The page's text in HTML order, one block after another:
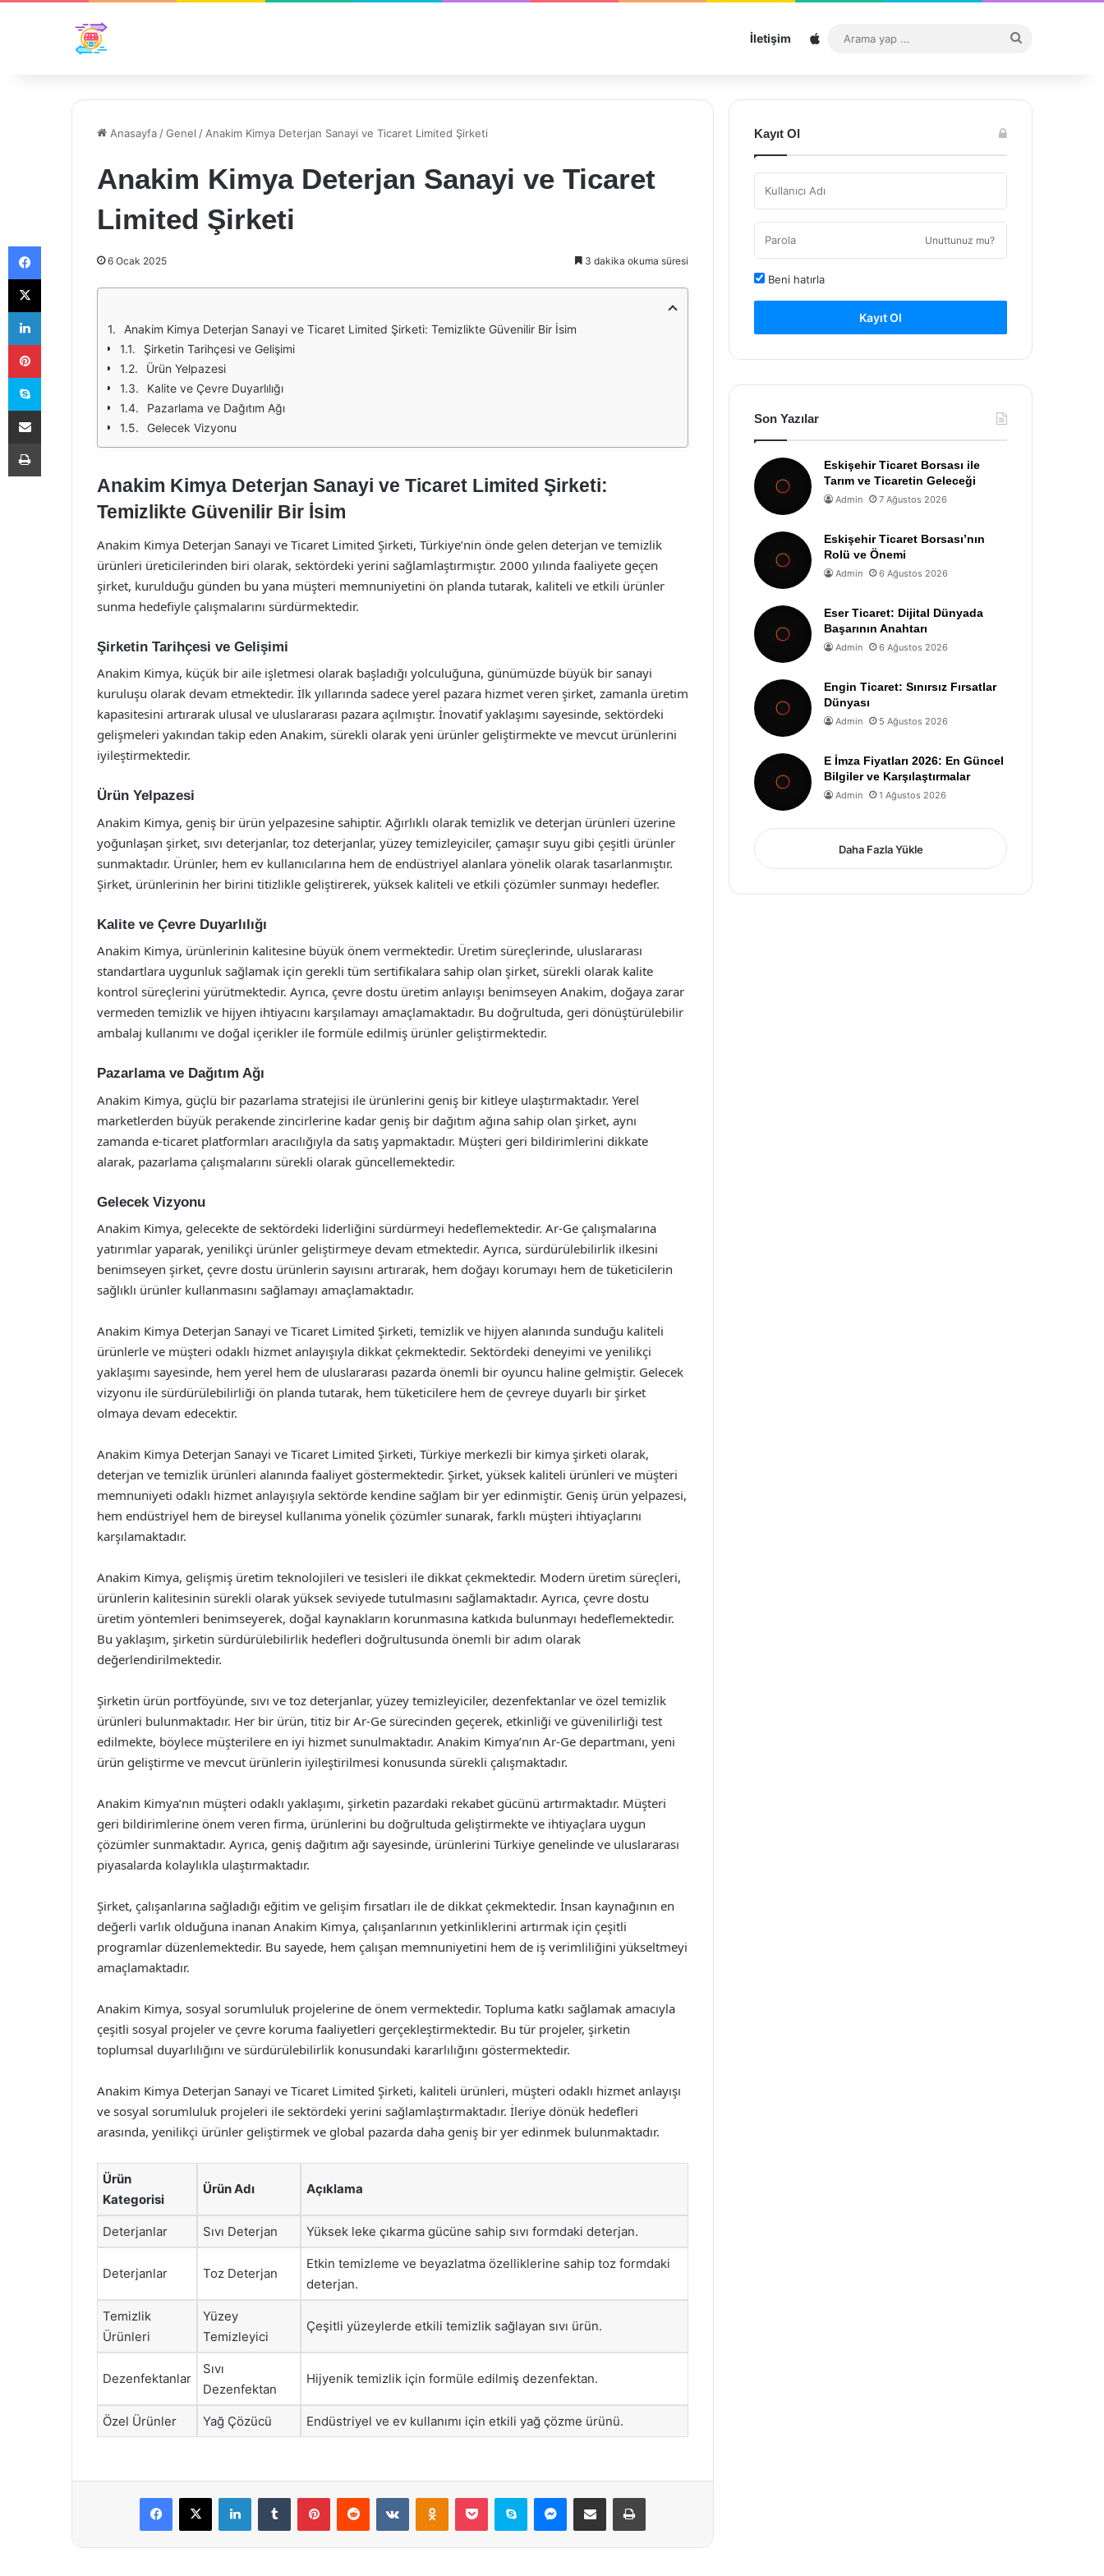
İletişim Sitemap
...
Anasayfa /Genel / Anakim Kimya Deterjan Sanayi ve Ticaret Limited Şirketi
Anakim Kimya Deterjan Sanayi ve Ticaret
Limited Şirketi
6 Ocak 2025 3 dakika okuma süresi
Anakim Kimya Deterjan Sanayi ve Ticaret Limited Şirketi: Temizlikte Güvenilir Bir İsim
Şirketin Tarihçesi ve Gelişimi
Ürün Yelpazesi
Kalite ve Çevre Duyarlılığı
Pazarlama ve Dağıtım Ağı
Gelecek Vizyonu
Anakim Kimya Deterjan Sanayi ve Ticaret Limited Şirketi:
Temizlikte Güvenilir Bir İsim
Anakim Kimya Deterjan Sanayi ve Ticaret Limited Şirketi, Türkiye’nin önde gelen deterjan ve temizlik
ürünleri üreticilerinden biri olarak, sektördeki yerini sağlamlaştırmıştır. 2000 yılında faaliyete geçen
şirket, kurulduğu günden bu yana müşteri memnuniyetini ön planda tutarak, kaliteli ve etkili ürünler
sunma hedefiyle çalışmalarını sürdürmektedir.
Şirketin Tarihçesi ve Gelişimi
Anakim Kimya, küçük bir aile işletmesi olarak başladığı yolculuğuna, günümüzde büyük bir sanayi
kuruluşu olarak devam etmektedir. İlk yıllarında sadece yerel pazara hizmet veren şirket, zamanla üretim
kapasitesini artırarak ulusal ve uluslararası pazara açılmıştır. İnovatif yaklaşımı sayesinde, sektördeki
gelişmeleri yakından takip eden Anakim, sürekli olarak yeni ürünler geliştirmekte ve mevcut ürünlerini
iyileştirmektedir.
Ürün Yelpazesi
Anakim Kimya, geniş bir ürün yelpazesine sahiptir. Ağırlıklı olarak temizlik ve deterjan ürünleri üzerine
yoğunlaşan şirket, sıvı deterjanlar, toz deterjanlar, yüzey temizleyiciler, çamaşır suyu gibi çeşitli ürünler
sunmaktadır. Ürünler, hem ev kullanıcılarına hem de endüstriyel alanlara yönelik olarak tasarlanmıştır.
Şirket, ürünlerinin her birini titizlikle geliştirerek, yüksek kaliteli ve etkili çözümler sunmayı hedefler.
Kalite ve Çevre Duyarlılığı
Anakim Kimya, ürünlerinin kalitesine büyük önem vermektedir. Üretim süreçlerinde, uluslararası
standartlara uygunluk sağlamak için gerekli tüm sertifikalara sahip olan şirket, sürekli olarak kalite
kontrol süreçlerini yürütmektedir. Ayrıca, çevre dostu üretim anlayışı benimseyen Anakim, doğaya zarar
vermeden temizlik ve hijyen ihtiyacını karşılamayı amaçlamaktadır. Bu doğrultuda, geri dönüştürülebilir
ambalaj kullanımı ve doğal içerikler ile formüle edilmiş ürünler geliştirmektedir.
Pazarlama ve Dağıtım Ağı
Anakim Kimya, güçlü bir pazarlama stratejisi ile ürünlerini geniş bir kitleye ulaştırmaktadır. Yerel
marketlerden büyük perakende zincirlerine kadar geniş bir dağıtım ağına sahip olan şirket, aynı
zamanda e-ticaret platformları aracılığıyla da satış yapmaktadır. Müşteri geri bildirimlerini dikkate
alarak, pazarlama çalışmalarını sürekli olarak güncellemektedir.
Gelecek Vizyonu
Anakim Kimya, gelecekte de sektördeki liderliğini sürdürmeyi hedeflemektedir. Ar-Ge çalışmalarına
yatırımlar yaparak, yenilikçi ürünler geliştirmeye devam etmektedir. Ayrıca, sürdürülebilirlik ilkesini
benimseyen şirket, çevre dostu ürünlerin sayısını artırarak, hem doğayı korumayı hem de tüketicilerin
sağlıklı ürünler kullanmasını sağlamayı amaçlamaktadır.
Anakim Kimya Deterjan Sanayi ve Ticaret Limited Şirketi, temizlik ve hijyen alanında sunduğu kaliteli
ürünlerle ve müşteri odaklı hizmet anlayışıyla dikkat çekmektedir. Sektördeki deneyimi ve yenilikçi
yaklaşımı sayesinde, hem yerel hem de uluslararası pazarda önemli bir oyuncu haline gelmiştir. Gelecek
vizyonu ile sürdürülebilirliği ön planda tutarak, hem tüketicilere hem de çevreye duyarlı bir şirket
olmaya devam edecektir.
Anakim Kimya Deterjan Sanayi ve Ticaret Limited Şirketi, Türkiye merkezli bir kimya şirketi olarak,
deterjan ve temizlik ürünleri alanında faaliyet göstermektedir. Şirket, yüksek kaliteli ürünleri ve müşteri
memnuniyeti odaklı hizmet anlayışıyla sektörde kendine sağlam bir yer edinmiştir. Geniş ürün yelpazesi,
hem endüstriyel hem de bireysel kullanıma yönelik çözümler sunarak, farklı müşteri ihtiyaçlarını
karşılamaktadır.
Anakim Kimya, gelişmiş üretim teknolojileri ve tesisleri ile dikkat çekmektedir. Modern üretim süreçleri,
ürünlerin kalitesinin sürekli olarak yüksek seviyede tutulmasını sağlamaktadır. Ayrıca, çevre dostu
üretim yöntemleri benimseyerek, doğal kaynakların korunmasına katkıda bulunmayı hedeflemektedir.
Bu yaklaşım, şirketin sürdürülebilirlik hedefleri doğrultusunda önemli bir adım olarak
değerlendirilmektedir.
Şirketin ürün portföyünde, sıvı ve toz deterjanlar, yüzey temizleyiciler, dezenfektanlar ve özel temizlik
ürünleri bulunmaktadır. Her bir ürün, titiz bir Ar-Ge sürecinden geçerek, etkinliği ve güvenilirliği test
edilmekte, böylece müşterilere en iyi hizmet sunulmaktadır. Anakim Kimya’nın Ar-Ge departmanı, yeni
ürün geliştirme ve mevcut ürünlerin iyileştirilmesi konusunda sürekli çalışmaktadır.
Anakim Kimya’nın müşteri odaklı yaklaşımı, şirketin pazardaki rekabet gücünü artırmaktadır. Müşteri
geri bildirimlerine önem veren firma, ürünlerini bu doğrultuda geliştirmekte ve ihtiyaçlara uygun
çözümler sunmaktadır. Ayrıca, geniş dağıtım ağı sayesinde, ürünlerini Türkiye genelinde ve uluslararası
piyasalarda kolaylıkla ulaştırmaktadır.
Şirket, çalışanlarına sağladığı eğitim ve gelişim fırsatları ile de dikkat çekmektedir. İnsan kaynağının en
değerli varlık olduğuna inanan Anakim Kimya, çalışanlarının yetkinliklerini artırmak için çeşitli
programlar düzenlemektedir. Bu sayede, hem çalışan memnuniyetini hem de iş verimliliğini yükseltmeyi
amaçlamaktadır.
Anakim Kimya, sosyal sorumluluk projelerine de önem vermektedir. Topluma katkı sağlamak amacıyla
çeşitli sosyal projeler ve çevre koruma faaliyetleri gerçekleştirmektedir. Bu tür projeler, şirketin
toplumsal duyarlılığını ve sürdürülebilirlik konusundaki kararlılığını göstermektedir.
Anakim Kimya Deterjan Sanayi ve Ticaret Limited Şirketi, kaliteli ürünleri, müşteri odaklı hizmet anlayışı
ve sosyal sorumluluk projeleri ile sektördeki yerini sağlamlaştırmaktadır. İleriye dönük hedefleri
arasında, yenilikçi ürünler geliştirmek ve global pazarda daha geniş bir yer edinmek bulunmaktadır.
Ürün
Kategorisi
Ürün Adı Açıklama
Deterjanlar Sıvı Deterjan Yüksek leke çıkarma gücüne sahip sıvı formdaki deterjan.
Deterjanlar Toz Deterjan
Etkin temizleme ve beyazlatma özelliklerine sahip toz formdaki
deterjan.
Temizlik
Ürünleri
Yüzey
Temizleyici
Çeşitli yüzeylerde etkili temizlik sağlayan sıvı ürün.
Dezenfektanlar
Sıvı
Dezenfektan
Hijyenik temizlik için formüle edilmiş dezenfektan.
Özel Ürünler Yağ Çözücü Endüstriyel ve ev kullanımı için etkili yağ çözme ürünü.
Facebook
X LinkedInTumblr PinterestReddit VKontakteOdnoklassniki
Pocket Skype Messenger
E-Posta ile paylaş Yazdır
Kayıt Ol
Unuttunuz mu?
Beni hatırla
Kayıt Ol
Son Yazılar
Eskişehir Ticaret Borsası ile
Tarım ve Ticaretin Geleceği
Admin 7 Ağustos 2026
Eskişehir Ticaret Borsası’nın
Rolü ve Önemi
Admin 6 Ağustos 2026
Eser Ticaret: Dijital Dünyada
Başarının Anahtarı
Admin 6 Ağustos 2026
Engin Ticaret: Sınırsız Fırsatlar
Dünyası
Admin 5 Ağustos 2026
E İmza Fiyatları 2026: En Güncel
Bilgiler ve Karşılaştırmalar
Admin 1 Ağustos 2026
Daha Fazla Yükle
Facebook
X
LinkedIn
Pinterest
Skype
E-Posta ile paylaş